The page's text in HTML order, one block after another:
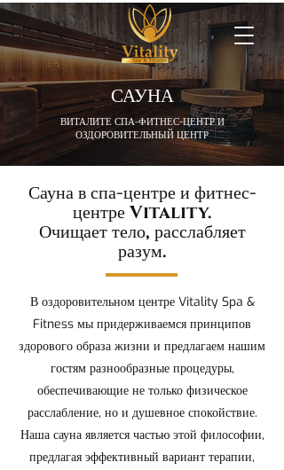
САУНА
ВИТАЛИТЕ СПА-ФИТНЕС-ЦЕНТР И
ОЗДОРОВИТЕЛЬНЫЙ ЦЕНТР
Сауна в спа-центре и фитнес-
центре Vitality.
Очищает тело, расслабляет
разум.
В оздоровительном центре Vitality Spa &
Fitness мы придерживаемся принципов
здорового образа жизни и предлагаем нашим
гостям разнообразные процедуры,
обеспечивающие не только физическое
расслабление, но и душевное спокойствие.
Наша сауна является частью этой философии,
предлагая эффективный вариант терапии,